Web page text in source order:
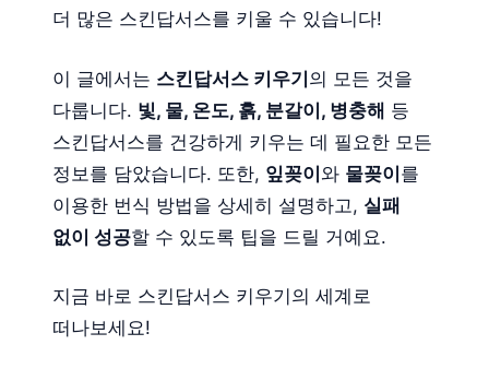
더 많은 스킨답서스를 키울 수 있습니다!
이 글에서는 스킨답서스 키우기의 모든 것을
다룹니다. 빛, 물, 온도, 흙, 분갈이, 병충해 등
스킨답서스를 건강하게 키우는 데 필요한 모든
정보를 담았습니다. 또한, 잎꽂이와 물꽂이를
이용한 번식 방법을 상세히 설명하고, 실패
없이 성공할 수 있도록 팁을 드릴 거예요.
지금 바로 스킨답서스 키우기의 세계로
떠나보세요!